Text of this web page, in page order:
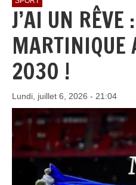
J’AI UN RÊVE
MARTINIQUE
2030 !
Lundi, juillet 6, 2026 - 21:04